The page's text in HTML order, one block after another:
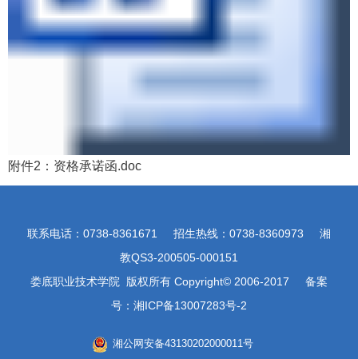
附件2：资格承诺函.doc
联系电话：0738-8361671 招生热线：0738-8360973 湘
教QS3-200505-000151
娄底职业技术学院 版权所有 Copyright© 2006-2017 备案
号：湘ICP备13007283号-2
湘公网安备43130202000011号